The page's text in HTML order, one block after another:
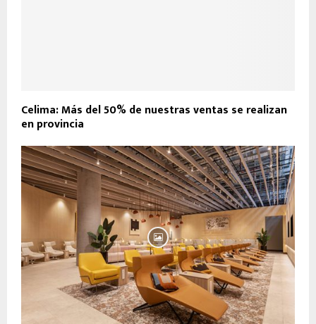
Celima: Más del 50% de nuestras ventas se realizan
en provincia